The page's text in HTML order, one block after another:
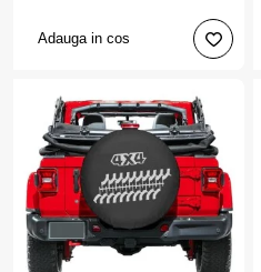
Adauga in cos